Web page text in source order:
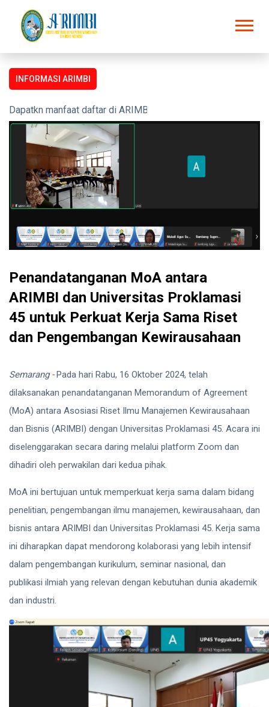
INFORMASI ARIMBI
Dapatkn manfaat daftar di ARIMBI - ARIMBI.
Penandatanganan MoA antara
ARIMBI dan Universitas Proklamasi
45 untuk Perkuat Kerja Sama Riset
dan Pengembangan Kewirausahaan
Semarang - Pada hari Rabu, 16 Oktober 2024, telah
dilaksanakan penandatanganan Memorandum of Agreement
(MoA) antara Asosiasi Riset Ilmu Manajemen Kewirausahaan
dan Bisnis (ARIMBI) dengan Universitas Proklamasi 45. Acara ini
diselenggarakan secara daring melalui platform Zoom dan
dihadiri oleh perwakilan dari kedua pihak.
MoA ini bertujuan untuk memperkuat kerja sama dalam bidang
penelitian, pengembangan ilmu manajemen, kewirausahaan, dan
bisnis antara ARIMBI dan Universitas Proklamasi 45. Kerja sama
ini diharapkan dapat mendorong kolaborasi yang lebih intensif
dalam pengembangan kurikulum, seminar nasional, dan
publikasi ilmiah yang relevan dengan kebutuhan dunia akademik
dan industri.